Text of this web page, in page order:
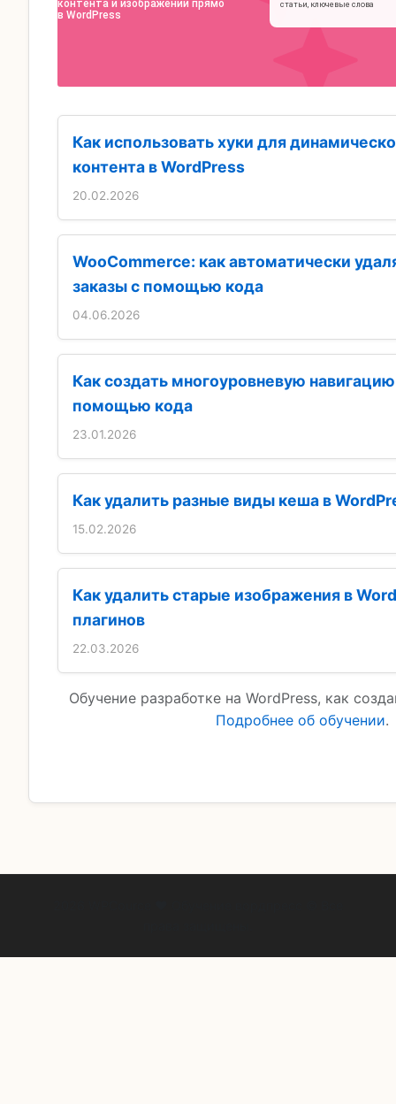
Как использовать хуки для
контента в WordPress
20.02.2026
WooCommerce: как автоматически
заказы с помощью кода
04.06.2026
Как создать многоуровневую
помощью кода
23.01.2026
Как удалить разные виды кеша в
15.02.2026
Как удалить старые изображения в
плагинов
22.03.2026
Обучение разработке на WordPress, как
Подробнее об обучении.